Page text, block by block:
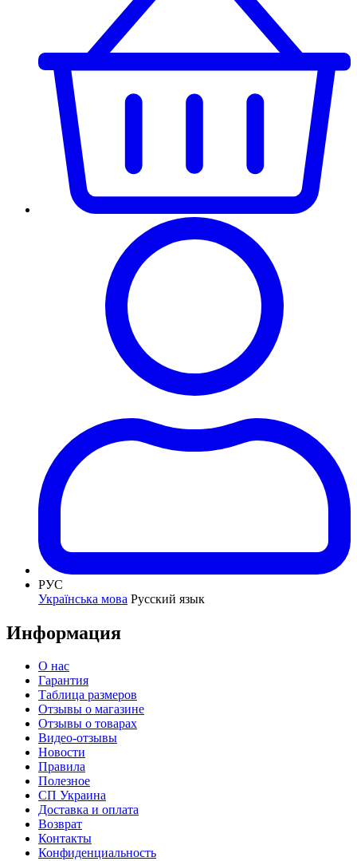
РУС
Українська мова Русский язык
Информация
О нас
Гарантия
Таблица размеров
Отзывы о магазине
Отзывы о товарах
Видео-отзывы
Новости
Правила
Полезное
СП Украина
Доставка и оплата
Возврат
Контакты
Конфиденциальность